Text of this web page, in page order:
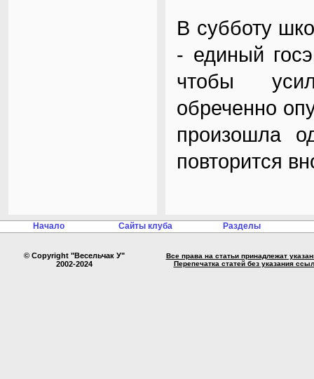
В субботу
- единый
чтобы
обреченно
произошла
повторится
Начало Сайты клуба Разделы
© Copyright "Весельчак У"
2002-2024
Все права на статьи принадлежат
Перепечатка статей без указания